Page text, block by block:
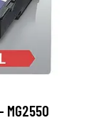
MG2550